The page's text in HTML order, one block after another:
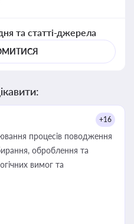
та статті-джерела
+16
процесів поводження
оброблення та
вимог та